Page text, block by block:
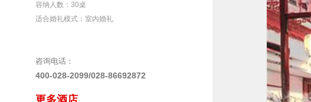
容纳人数：30桌
适合婚礼模式：室内婚礼
咨询电话：
400-028-2099/028-86692872
更多酒店